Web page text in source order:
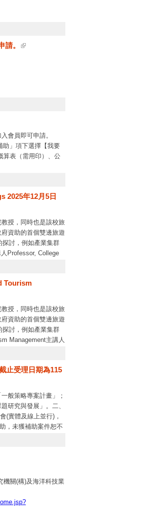
。
會員即可申請。
助」項下選擇【我要
算表（需用印）、公
完成補件，系統將關
、社會情緒學習及結
理線上申請期限內，
2025年12月5日
授，同時也是該校旅
資助的首個雙邊旅遊
探討，例如產業集群
Professor, College
（秉雅樓）日期：
Tourism
授，同時也是該校旅
資助的首個雙邊旅遊
探討，例如產業集群
Management主講人
地點：HE-
止受理日期為115
般策略專案計畫」；
研究與發展」。二、
(實體及線上並行)，
，未獲補助案件恕不
機關(構)及海洋科技業